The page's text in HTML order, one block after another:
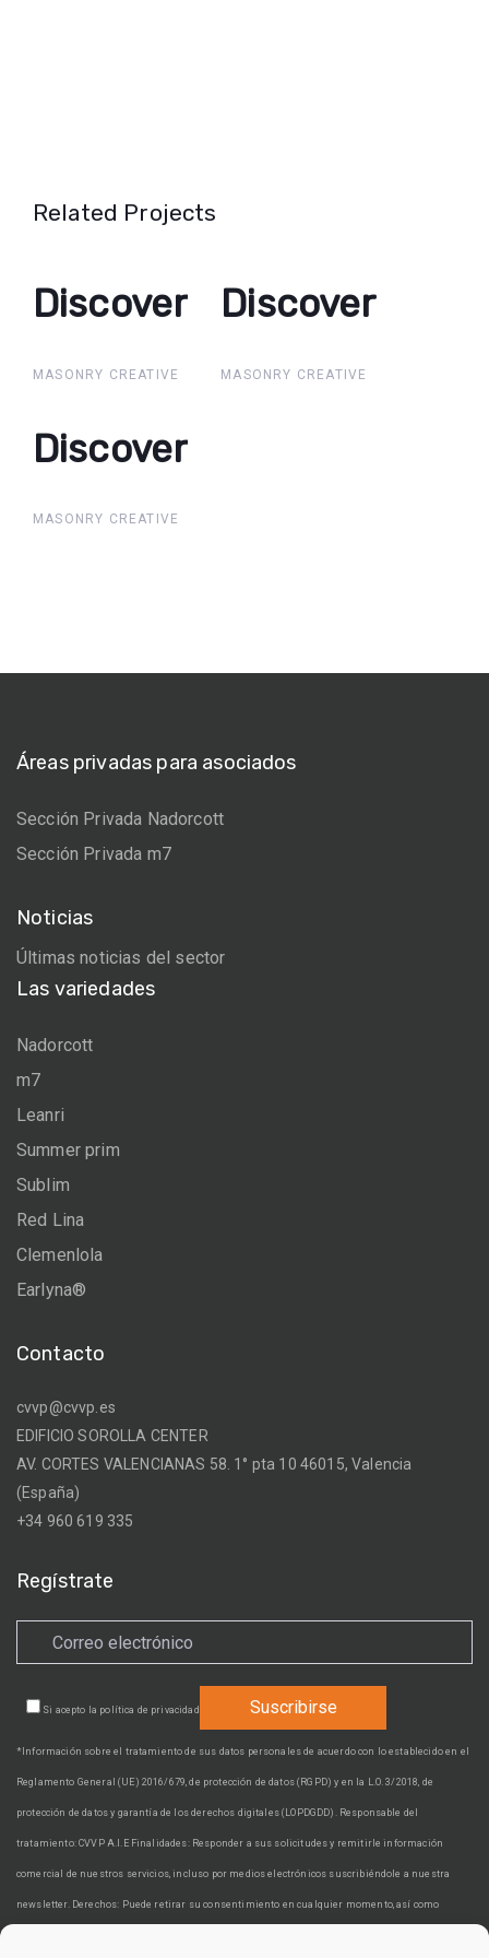
Related Projects
Discover
Discover
MASONRY CREATIVE
Discover
Discover
MASONRY CREATIVE
Discover
Discover
MASONRY CREATIVE
Áreas privadas para asociados
Sección Privada Nadorcott
Sección Privada m7
Noticias
Últimas noticias del sector
Las variedades
Nadorcott
m7
Leanri
Summer prim
Sublim
Red Lina
Clemenlola
Earlyna®
Contacto
cvvp@cvvp.es
EDIFICIO SOROLLA CENTER
AV. CORTES VALENCIANAS 58. 1° pta 10 46015, Valencia
(España)
+34 960 619 335
Regístrate
Si acepto la política de privacidad
*Información sobre el tratamiento de sus datos personales de acuerdo con lo establecido en el
Reglamento General (UE) 2016/679, de protección de datos (RGPD) y en la L.O. 3/2018, de
protección de datos y garantía de los derechos digitales (LOPDGDD). Responsable del
tratamiento: CVVP A.I.E Finalidades: Responder a sus solicitudes y remitirle información
comercial de nuestros servicios, incluso por medios electrónicos suscribiéndole a nuestra
newsletter. Derechos: Puede retirar su consentimiento en cualquier momento, así como